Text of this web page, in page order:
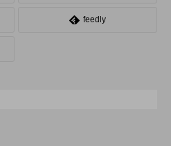
マイナージャグリング
feedly